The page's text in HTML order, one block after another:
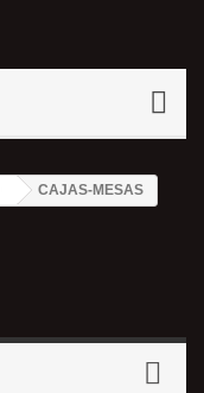
CAJAS-MESAS